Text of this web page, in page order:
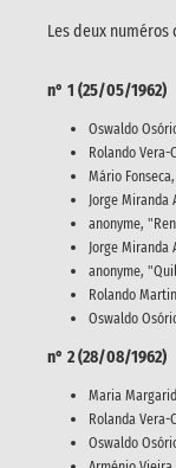
Les deux numéros
n° 1 (25/05/1962)
Oswaldo
Rolando Vera-
Mário
Jorge Miranda
anonyme,
Jorge
anonyme,
Rolando
Oswaldo
n° 2 (28/08/1962)
Maria
Rolanda Vera-
Oswaldo